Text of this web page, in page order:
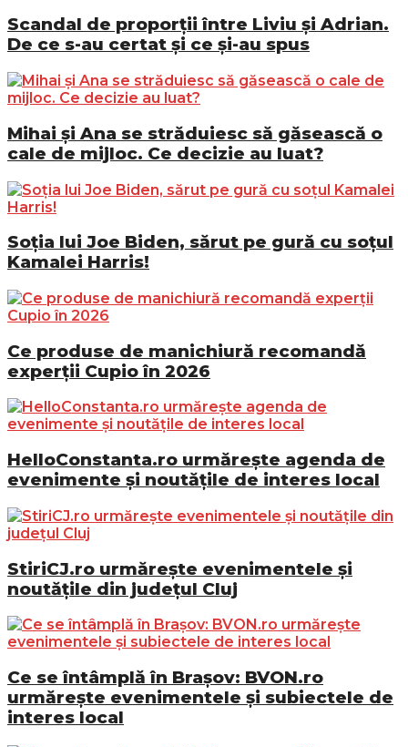
Scandal de proporții între Liviu și Adrian.
De ce s-au certat și ce și-au spus
Mihai și Ana se străduiesc să găsească o
cale de mijloc. Ce decizie au luat?
Soția lui Joe Biden, sărut pe gură cu soțul
Kamalei Harris!
Ce produse de manichiură recomandă
experții Cupio în 2026
HelloConstanta.ro urmărește agenda de
evenimente și noutățile de interes local
StiriCJ.ro urmărește evenimentele și
noutățile din județul Cluj
Ce se întâmplă în Brașov: BVON.ro
urmărește evenimentele și subiectele de
interes local